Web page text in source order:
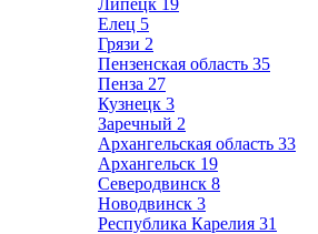
Липецк 19
Елец 5
Грязи 2
Пензенская область 35
Пенза 27
Кузнецк 3
Заречный 2
Архангельская область 33
Архангельск 19
Северодвинск 8
Новодвинск 3
Республика Карелия 31